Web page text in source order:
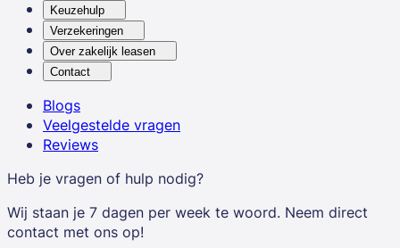
Keuzehulp
Verzekeringen
Over zakelijk leasen
Contact
Blogs
Veelgestelde vragen
Reviews
Heb je vragen of hulp nodig?
Wij staan je 7 dagen per week te woord. Neem direct
contact met ons op!